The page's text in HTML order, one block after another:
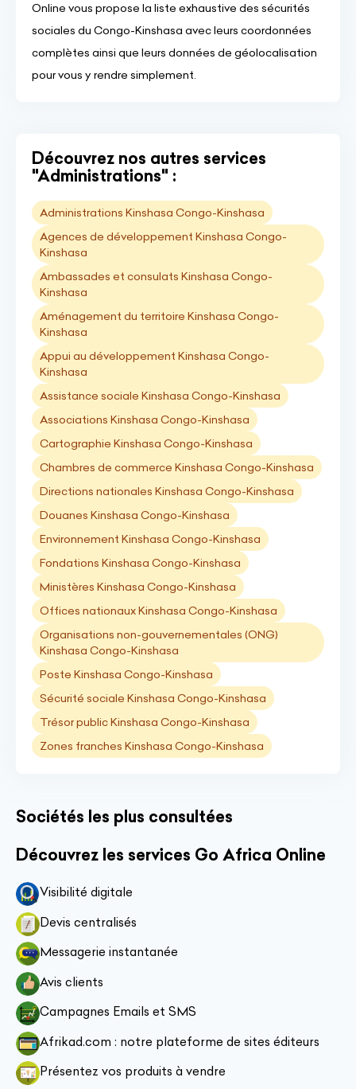
Online vous propose la liste exhaustive des sécurités
sociales du Congo-Kinshasa avec leurs coordonnées
complètes ainsi que leurs données de géolocalisation
pour vous y rendre simplement.
Découvrez nos autres services
"Administrations" :
Administrations Kinshasa Congo-Kinshasa
Agences de développement Kinshasa Congo-
Kinshasa
Ambassades et consulats Kinshasa Congo-
Kinshasa
Aménagement du territoire Kinshasa Congo-
Kinshasa
Appui au développement Kinshasa Congo-
Kinshasa
Assistance sociale Kinshasa Congo-Kinshasa
Associations Kinshasa Congo-Kinshasa
Cartographie Kinshasa Congo-Kinshasa
Chambres de commerce Kinshasa Congo-Kinshasa
Directions nationales Kinshasa Congo-Kinshasa
Douanes Kinshasa Congo-Kinshasa
Environnement Kinshasa Congo-Kinshasa
Fondations Kinshasa Congo-Kinshasa
Ministères Kinshasa Congo-Kinshasa
Offices nationaux Kinshasa Congo-Kinshasa
Organisations non-gouvernementales (ONG)
Kinshasa Congo-Kinshasa
Poste Kinshasa Congo-Kinshasa
Sécurité sociale Kinshasa Congo-Kinshasa
Trésor public Kinshasa Congo-Kinshasa
Zones franches Kinshasa Congo-Kinshasa
Sociétés les plus consultées
Découvrez les services Go Africa Online
Visibilité digitale
Devis centralisés
Messagerie instantanée
Avis clients
Campagnes Emails et SMS
Afrikad.com : notre plateforme de sites éditeurs
Présentez vos produits à vendre